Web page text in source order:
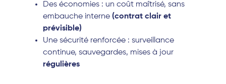
Des économies : un coût maîtrisé, sans
embauche interne (contrat clair et
prévisible)
Une sécurité renforcée : surveillance
continue, sauvegardes, mises à jour
régulières